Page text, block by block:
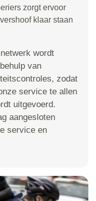
zorgt ervoor
klaar staan
wordt
van
zodat
service te allen
uitgevoerd.
aangesloten
service en